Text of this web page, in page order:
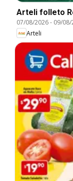
Arteli folleto
07/08/2026- 09/
Arteli